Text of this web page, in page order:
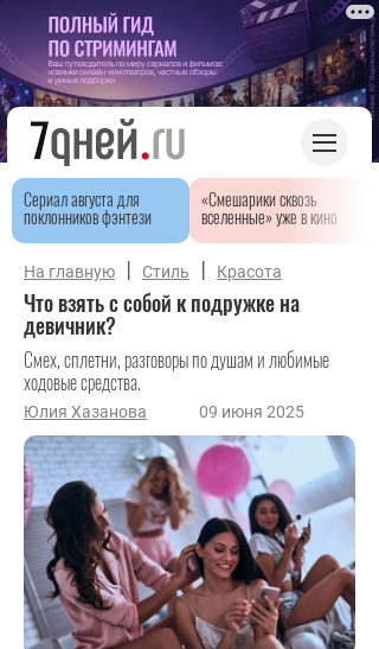
Сериал августа для
поклонников фэнтези
«Смешарики сквозь
вселенные» уже в кино
На главную | Стиль | Красота
Что взять с собой к подружке на
девичник?
Смех, сплетни, разговоры по душам и любимые
ходовые средства.
Юлия Хазанова 09 июня 2025